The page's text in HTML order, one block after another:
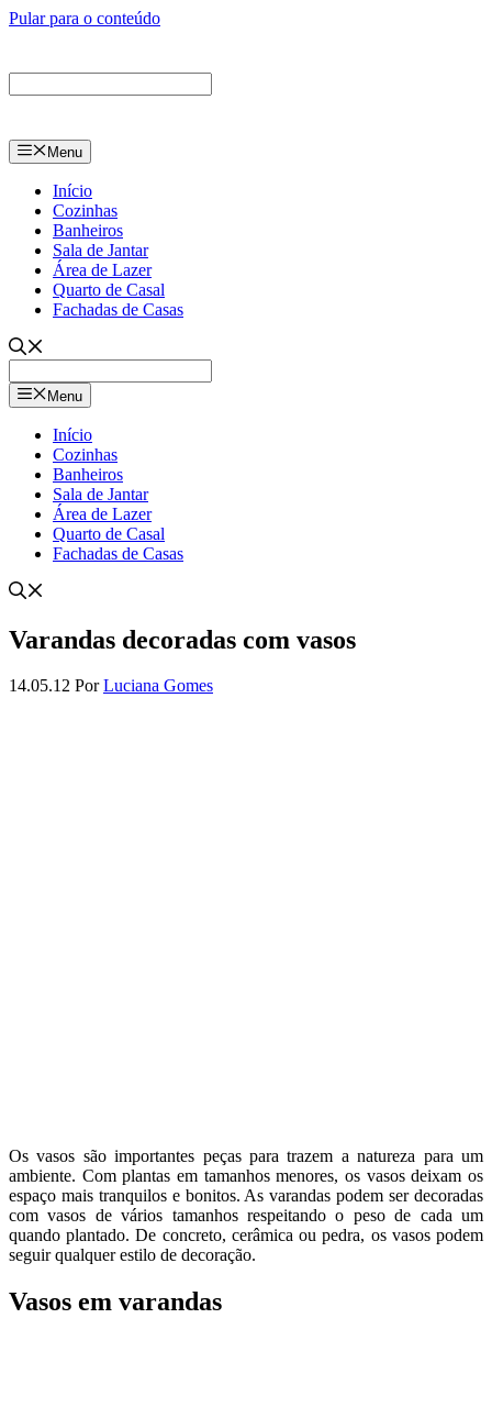
Pular para o conteúdo
Menu
Início
Cozinhas
Banheiros
Sala de Jantar
Área de Lazer
Quarto de Casal
Fachadas de Casas
Menu
Início
Cozinhas
Banheiros
Sala de Jantar
Área de Lazer
Quarto de Casal
Fachadas de Casas
Varandas decoradas com vasos
14.05.12 PorLuciana Gomes
Os vasos são importantes peças para trazem a natureza para um
ambiente. Com plantas em tamanhos menores, os vasos deixam os
espaço mais tranquilos e bonitos. As varandas podem ser decoradas
com vasos de vários tamanhos respeitando o peso de cada um
quando plantado. De concreto, cerâmica ou pedra, os vasos podem
seguir qualquer estilo de decoração.
Vasos em varandas